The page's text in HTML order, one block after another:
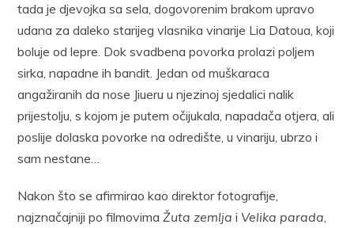
tada je djevojka sa sela, dogovorenim brakom upravo
udana za daleko starijeg vlasnika vinarije Lia Datoua, koji
boluje od lepre. Dok svadbena povorka prolazi poljem
sirka, napadne ih bandit. Jedan od muškaraca
angažiranih da nose Jiueru u njezinoj sjedalici nalik
prijestolju, s kojom je putem očijukala, napadača otjera, ali
poslije dolaska povorke na odredište, u vinariju, ubrzo i
sam nestane…
Nakon što se afirmirao kao direktor fotografije,
najznačajniji po filmovimaŽuta zemlja iVelika parada,